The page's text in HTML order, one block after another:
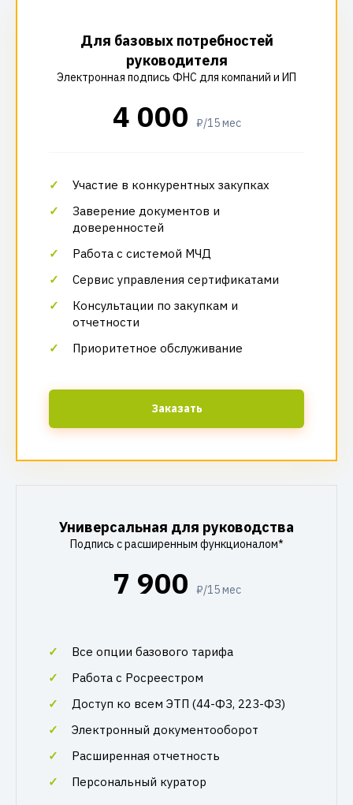
Для базовых потребностей
руководителя
Электронная подпись ФНС для компаний и ИП
4 000 ₽/15 мес
Участие в конкурентных закупках
Заверение документов и
доверенностей
Работа с системой МЧД
Сервис управления сертификатами
Консультации по закупкам и
отчетности
Приоритетное обслуживание
Заказать
Универсальная для руководства
Подпись с расширенным функционалом*
7 900 ₽/15 мес
Все опции базового тарифа
Работа с Росреестром
Доступ ко всем ЭТП (44-ФЗ, 223-ФЗ)
Электронный документооборот
Расширенная отчетность
Персональный куратор